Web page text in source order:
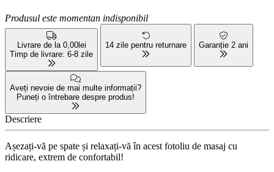
Produsul este momentan indisponibil
Livrare de la 0,00lei
Timp de livrare: 6-8 zile
14 zile pentru returnare Garanție 2 ani
Aveți nevoie de mai multe informații?
Puneți o întrebare despre produs!
Descriere
Așezați-vă pe spate și relaxați-vă în acest fotoliu de masaj cu
ridicare, extrem de confortabil!